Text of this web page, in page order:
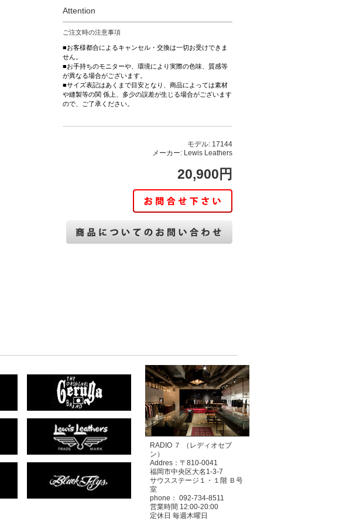
Attention
ご注文時の注意事項
■お客様都合によるキャンセル・交換は一切お受けできま
せん。
■お手持ちのモニターや、環境により実際の色味、質感等
が異なる場合がございます。
■サイズ表記はあくまで目安となり、商品によっては素材
や縫製等の関 係上、多少の誤差が生じる場合がございます
ので、ご了承ください。
モデル: 17144
メーカー: Lewis Leathers
20,900円
RADIO ７ （レディオセブ
ン）
Addres：〒810-0041
福岡市中央区大名1-3-7
サウスステージ１・１階 Ｂ号
室
phone： 092-734-8511
営業時間 12:00-20:00
定休日 毎週木曜日